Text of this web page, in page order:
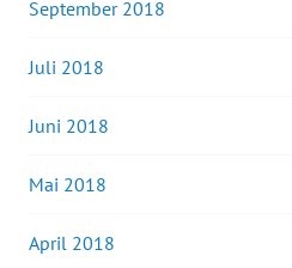
September 2018
Juli 2018
Juni 2018
Mai 2018
April 2018